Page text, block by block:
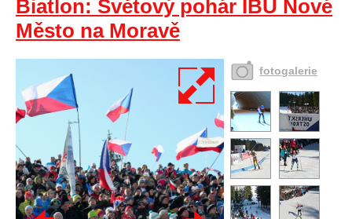
Biatlon: Světový pohár IBU Nové
Město na Moravě
fotogalerie